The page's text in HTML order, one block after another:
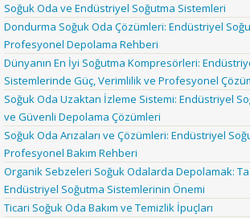
Soğuk Oda ve Endüstriyel Soğutma Sistemleri
Dondurma Soğuk Oda Çözümleri: Endüstriyel
Profesyonel Depolama Rehberi
Dünyanın En İyi Soğutma Kompresörleri:
Sistemlerinde Güç, Verimlilik ve Profesyonel
Soğuk Oda Uzaktan İzleme Sistemi: Endüstriyel
ve Güvenli Depolama Çözümleri
Soğuk Oda Arızaları ve Çözümleri: Endüstriyel
Profesyonel Bakım Rehberi
Organik Sebzeleri Soğuk Odalarda Depolamak:
Endüstriyel Soğutma Sistemlerinin Önemi
Ticari Soğuk Oda Bakım ve Temizlik İpuçları